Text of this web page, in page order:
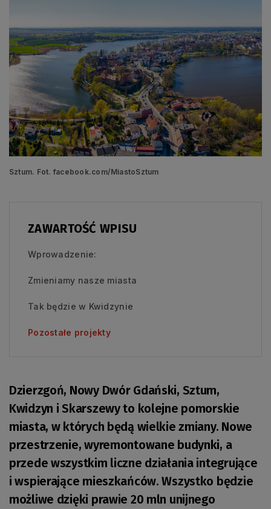
Sztum. Fot. facebook.com/MiastoSztum
ZAWARTOŚĆ WPISU
Wprowadzenie:
Zmieniamy nasze miasta
Tak będzie w Kwidzynie
Pozostałe projekty
Dzierzgoń, Nowy Dwór Gdański, Sztum,
Kwidzyn i Skarszewy to kolejne pomorskie
miasta, w których będą wielkie zmiany. Nowe
przestrzenie, wyremontowane budynki, a
przede wszystkim liczne działania integrujące
i wspierające mieszkańców. Wszystko będzie
możliwe dzięki prawie 20 mln unijnego